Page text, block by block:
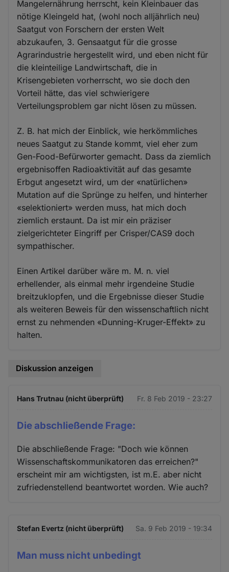
Mangelernährung herrscht, kein Kleinbauer das
nötige Kleingeld hat, (wohl noch alljährlich neu)
Saatgut von Forschern der ersten Welt
abzukaufen, 3. Gensaatgut für die grosse
Agrarindustrie hergestellt wird, und eben nicht für
die kleinteilige Landwirtschaft, die in
Krisengebieten vorherrscht, wo sie doch den
Vorteil hätte, das viel schwierigere
Verteilungsproblem gar nicht lösen zu müssen.
Z. B. hat mich der Einblick, wie herkömmliches
neues Saatgut zu Stande kommt, viel eher zum
Gen-Food-Befürworter gemacht. Dass da ziemlich
ergebnisoffen Radioaktivität auf das gesamte
Erbgut angesetzt wird, um der «natürlichen»
Mutation auf die Sprünge zu helfen, und hinterher
«selektioniert» werden muss, hat mich doch
ziemlich erstaunt. Da ist mir ein präziser
zielgerichteter Eingriff per Crisper/CAS9 doch
sympathischer.
Einen Artikel darüber wäre m. M. n. viel
erhellender, als einmal mehr irgendeine Studie
breitzuklopfen, und die Ergebnisse dieser Studie
als weiteren Beweis für den wissenschaftlich nicht
ernst zu nehmenden «Dunning-Kruger-Effekt» zu
halten.
Diskussion anzeigen
Hans Trutnau (nicht überprüft) Fr. 8 Feb 2019 - 23:27
Die abschließende Frage:
Die abschließende Frage: "Doch wie können
Wissenschaftskommunikatoren das erreichen?"
erscheint mir am wichtigsten, ist m.E. aber nicht
zufriedenstellend beantwortet worden. Wie auch?
Stefan Evertz (nicht überprüft) Sa. 9 Feb 2019 - 19:34
Man muss nicht unbedingt